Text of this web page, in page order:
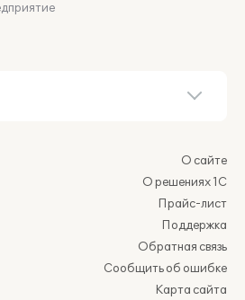
О сайте
О решениях 1С
Прайс-лист
Поддержка
Обратная связь
Сообщить об ошибке
Карта сайта